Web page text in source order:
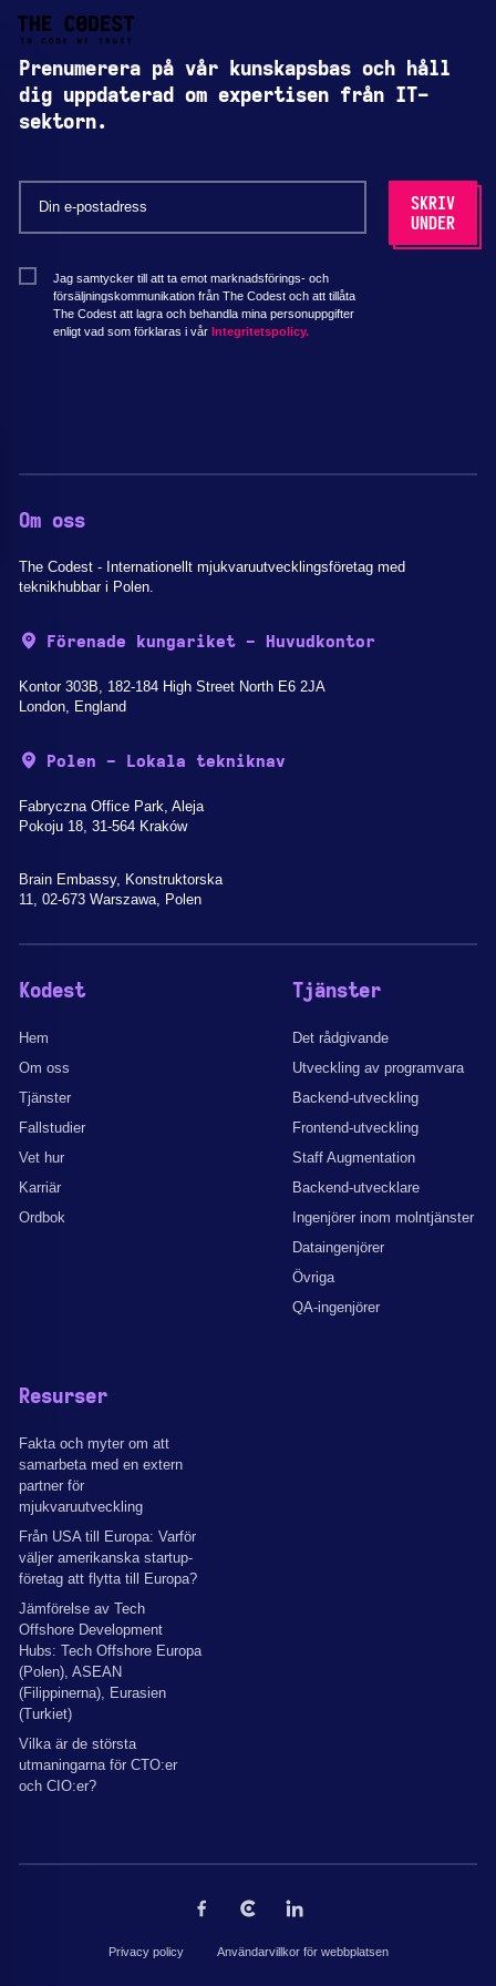
Prenumerera på vår kunskapsbas och håll
dig uppdaterad om expertisen från IT-
sektorn.
Jag samtycker till att ta emot marknadsförings- och
försäljningskommunikation från The Codest och att tillåta
The Codest att lagra och behandla mina personuppgifter
enligt vad som förklaras i vår Integritetspolicy.
Om oss
The Codest - Internationellt mjukvaruutvecklingsföretag med
teknikhubbar i Polen.
Förenade kungariket - Huvudkontor
Kontor 303B, 182-184 High Street North E6 2JA
London, England
Polen - Lokala tekniknav
Fabryczna Office Park, Aleja
Pokoju 18, 31-564 Kraków
Brain Embassy, Konstruktorska
11, 02-673 Warszawa, Polen
Kodest
Hem
Om oss
Tjänster
Fallstudier
Vet hur
Karriär
Ordbok
Tjänster
Det rådgivande
Utveckling av programvara
Backend-utveckling
Frontend-utveckling
Staff Augmentation
Backend-utvecklare
Ingenjörer inom molntjänster
Dataingenjörer
Övriga
QA-ingenjörer
Resurser
Fakta och myter om att
samarbeta med en extern
partner för
mjukvaruutveckling
Från USA till Europa: Varför
väljer amerikanska startup-
företag att flytta till Europa?
Jämförelse av Tech
Offshore Development
Hubs: Tech Offshore Europa
(Polen), ASEAN
(Filippinerna), Eurasien
(Turkiet)
Vilka är de största
utmaningarna för CTO:er
och CIO:er?
Privacy policy Användarvillkor för webbplatsen